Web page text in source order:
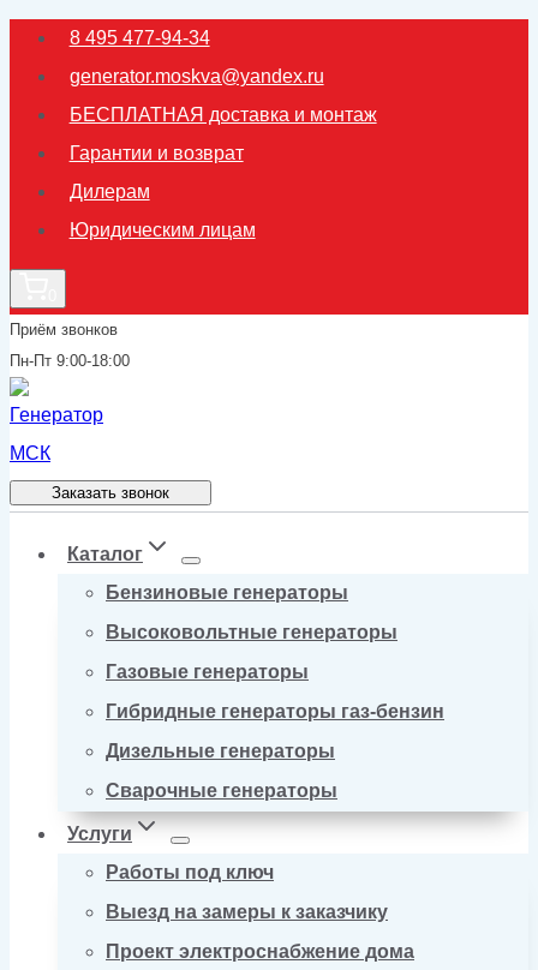
Перейти
содержимому
8 495 477-94-34
generator.moskva@yandex.ru
БЕСПЛАТНАЯ доставка и монтаж
Гарантии и возврат
Дилерам
Юридическим лицам
Приём звонков
Пн-Пт 9:00-18:00
Заказать звонок
Каталог
Бензиновые генераторы
Высоковольтные генераторы
Газовые генераторы
Гибридные генераторы газ-бензин
Дизельные генераторы
Сварочные генераторы
Услуги
Работы под ключ
Выезд на замеры к заказчику
Проект электроснабжение дома